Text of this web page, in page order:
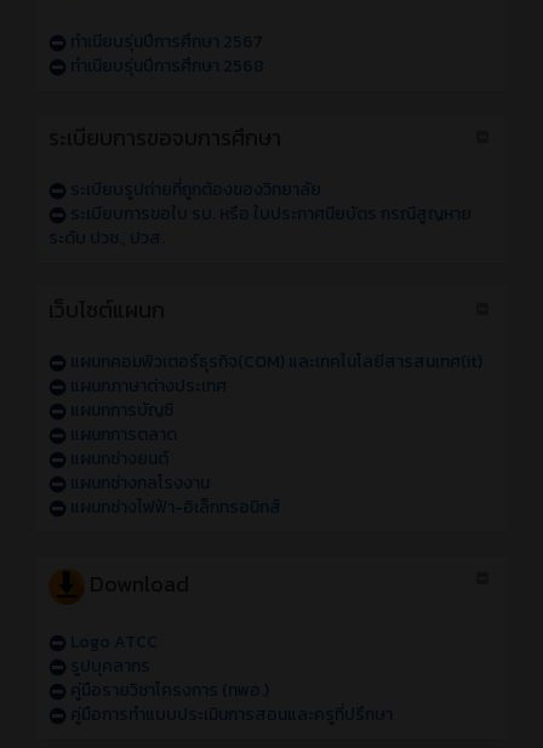
ทำเนียบรุ่นปีการศึกษา 2567
ทำเนียบรุ่นปีการศึกษา 2568
ระเบียบรูปถ่ายที่ถูกต้องของวิทยาลัย
ระเบียบการขอใบ รบ. หรือ ใบประกาศนียบัตร กรณีสูญหาย
ระดับ ปวช., ปวส.
แผนกคอมพิวเตอร์ธุรกิจ(COM) และเทคโนโลยีสารสนเทศ(it)
แผนกภาษาต่างประเทศ
แผนกการบัญชี
แผนกการตลาด
แผนกช่างยนต์
แผนกช่างกลโรงงาน
แผนกช่างไฟฟ้า-อิเล็กทรอนิกส์
Logo ATCC
รูปบุคลากร
คู่มือรายวิชาโครงการ (ทพอ.)
คู่มือการทำแบบประเมินการสอนและครูที่ปรึกษา